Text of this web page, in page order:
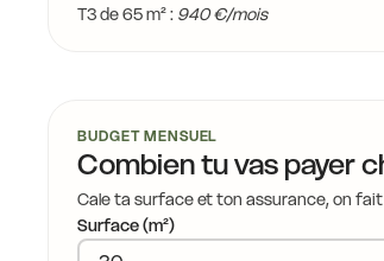
T3 de 65 m² : 940 €/mois
BUDGET MENSUEL
Combien tu vas payer
Cale ta surface et ton assurance, on fait
Surface (m²)